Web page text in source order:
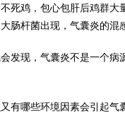
鸡，包心包肝后鸡群大
肠杆菌出现，气囊炎的混
现，气囊炎不是一个病
哪些环境因素会引起气